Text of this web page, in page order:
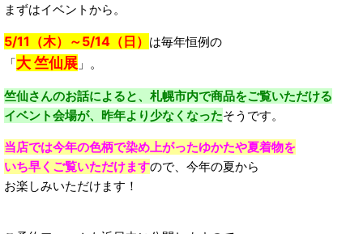
まずはイベントから。
5/11（木）～5/14（日） は毎年恒例の
「大 竺仙展 」。
竺仙さんのお話によると、札幌市内で商品をご覧いただける
イベント会場が、昨年より少なくなったそうです。
当店では今年の色柄で染め上がったゆかたや夏着物を
いち早くご覧いただけますので、今年の夏から
お楽しみいただけます！